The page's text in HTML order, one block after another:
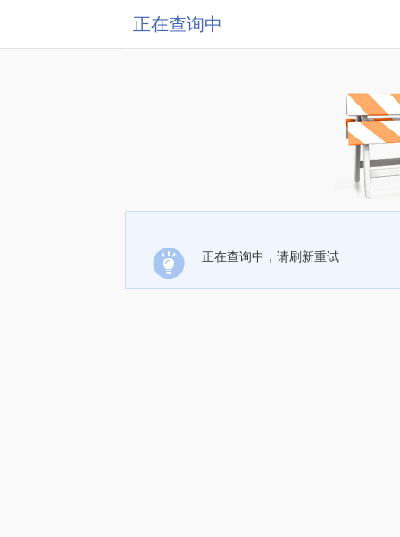
正在查询中
正在查询中，请刷新重试